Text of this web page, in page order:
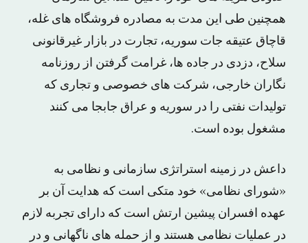
همچنین طی این مدت به مصادره فروشگاه های غله،
قاچاق عتیقه جات سوریه، تجارت در بازار غیرقانونی
سلاح، دزدی در جاده ها، غرامت گرفتن از روزنامه
نگاران خارجی، شرکت های خصوصی و تجاری که
تولیدات نفتی را در سوریه و عراق جابجا می کنند
مشغول بوده است.
داعش در زمینه استراتژی سازمانی و نظامی به
«شورای نظامی» خود متکی است که هدایت آن بر
عهده افسران پیشین ارتش است که دارای تجربه لازم
در عملیات نظامی هستند و از حمله های ناگهانی و در